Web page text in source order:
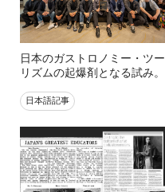
日本のガストロノミー・ツー
リズムの起爆剤となる試み。
日本語記事